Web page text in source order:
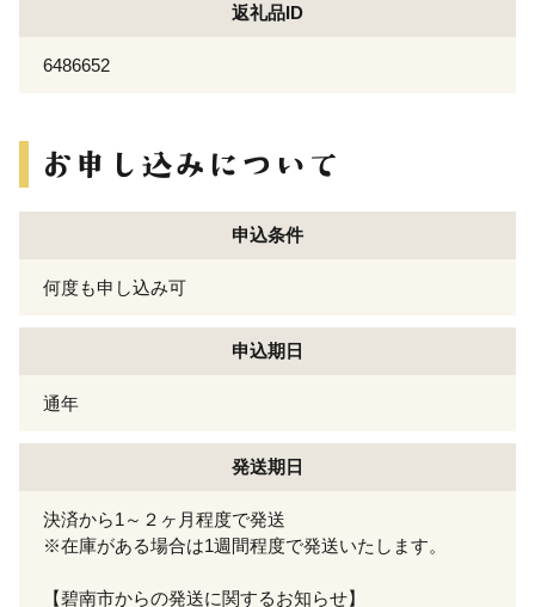
返礼品ID
6486652
申込条件
何度も申し込み可
申込期日
通年
発送期日
決済から1～２ヶ月程度で発送
※在庫がある場合は1週間程度で発送いたします。
【碧南市からの発送に関するお知らせ】